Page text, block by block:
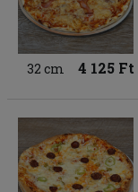
32 cm 4 125 Ft